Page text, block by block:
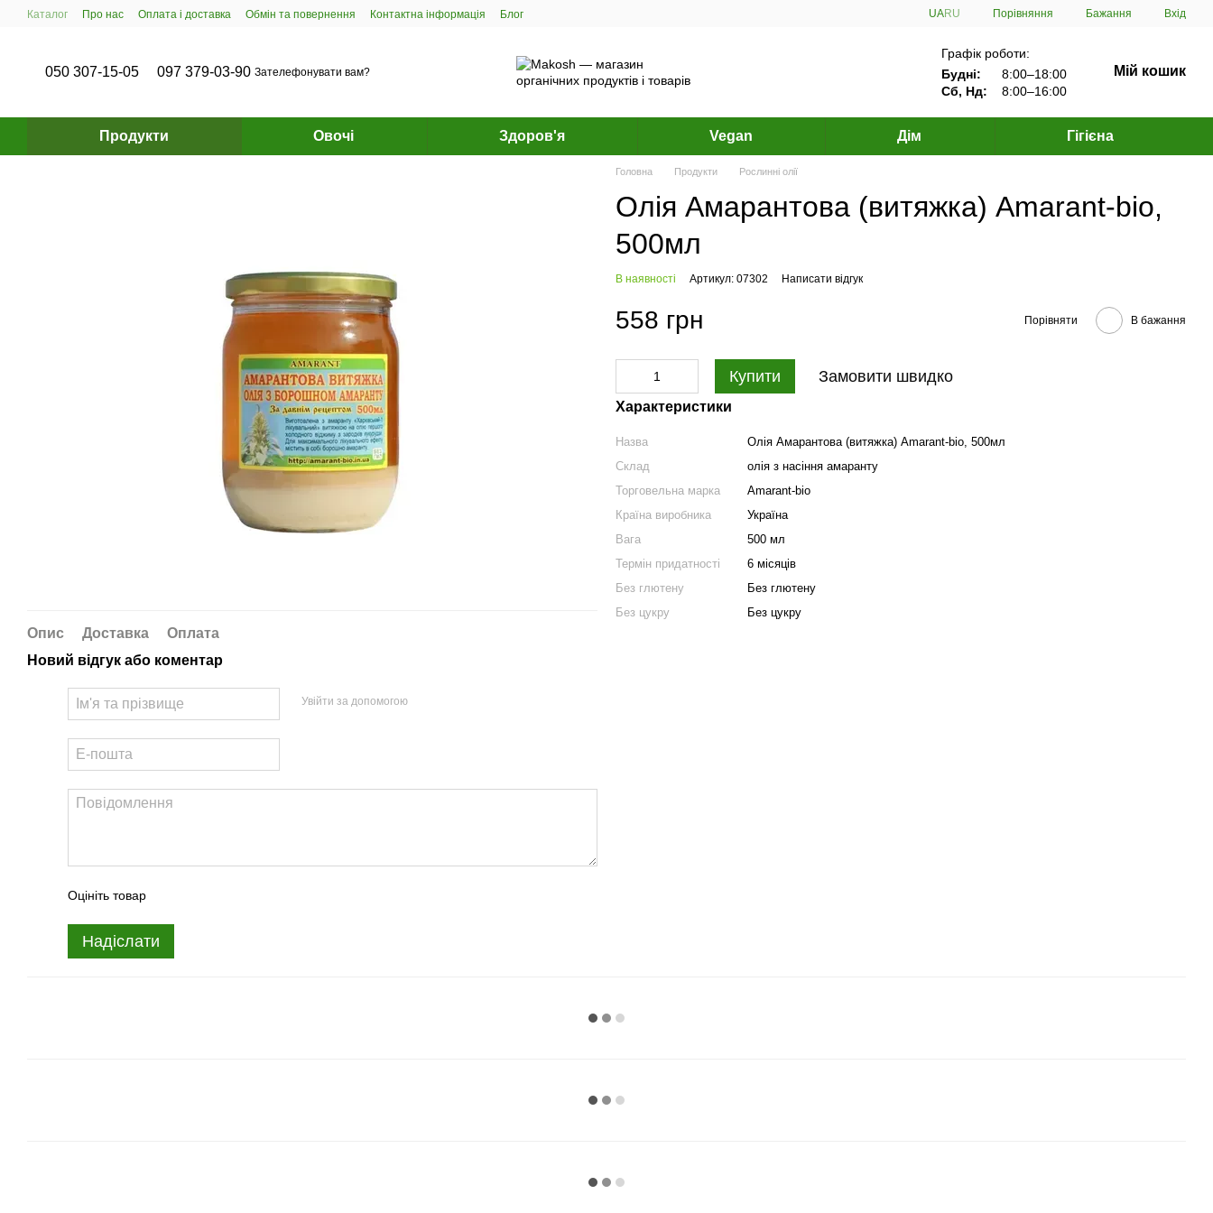
Перейти до основного контенту
Каталог Про нас Оплата і доставка Обмін та повернення Контактна інформація Блог UARU Порівняння Бажання Вхід
050 307-15-05 097 379-03-90 Зателефонувати вам?
Графік роботи:
Будні:
8:00–18:00
Сб, Нд:
8:00–16:00
Мій кошик
Продукти Овочі Здоров'я Vegan Дім Гігієна
Опис Доставка
Оплата
Новий відгук або коментар
Увійти за допомогою
Оцініть товар
Надіслати
Головна Продукти Рослинні олії
Олія Амарантова (витяжка) Amarant-bio,
500мл
В наявності Артикул: 07302 Написати відгук
558 грн Порівняти В бажання
Купити Замовити швидко
Характеристики
Назва
Олія Амарантова (витяжка) Amarant-bio, 500мл
Склад
олія з насіння амаранту
Торговельна марка
Amarant-bio
Країна виробника
Україна
Вага
500 мл
Термін придатності
6 місяців
Без глютену
Без глютену
Без цукру
Без цукру